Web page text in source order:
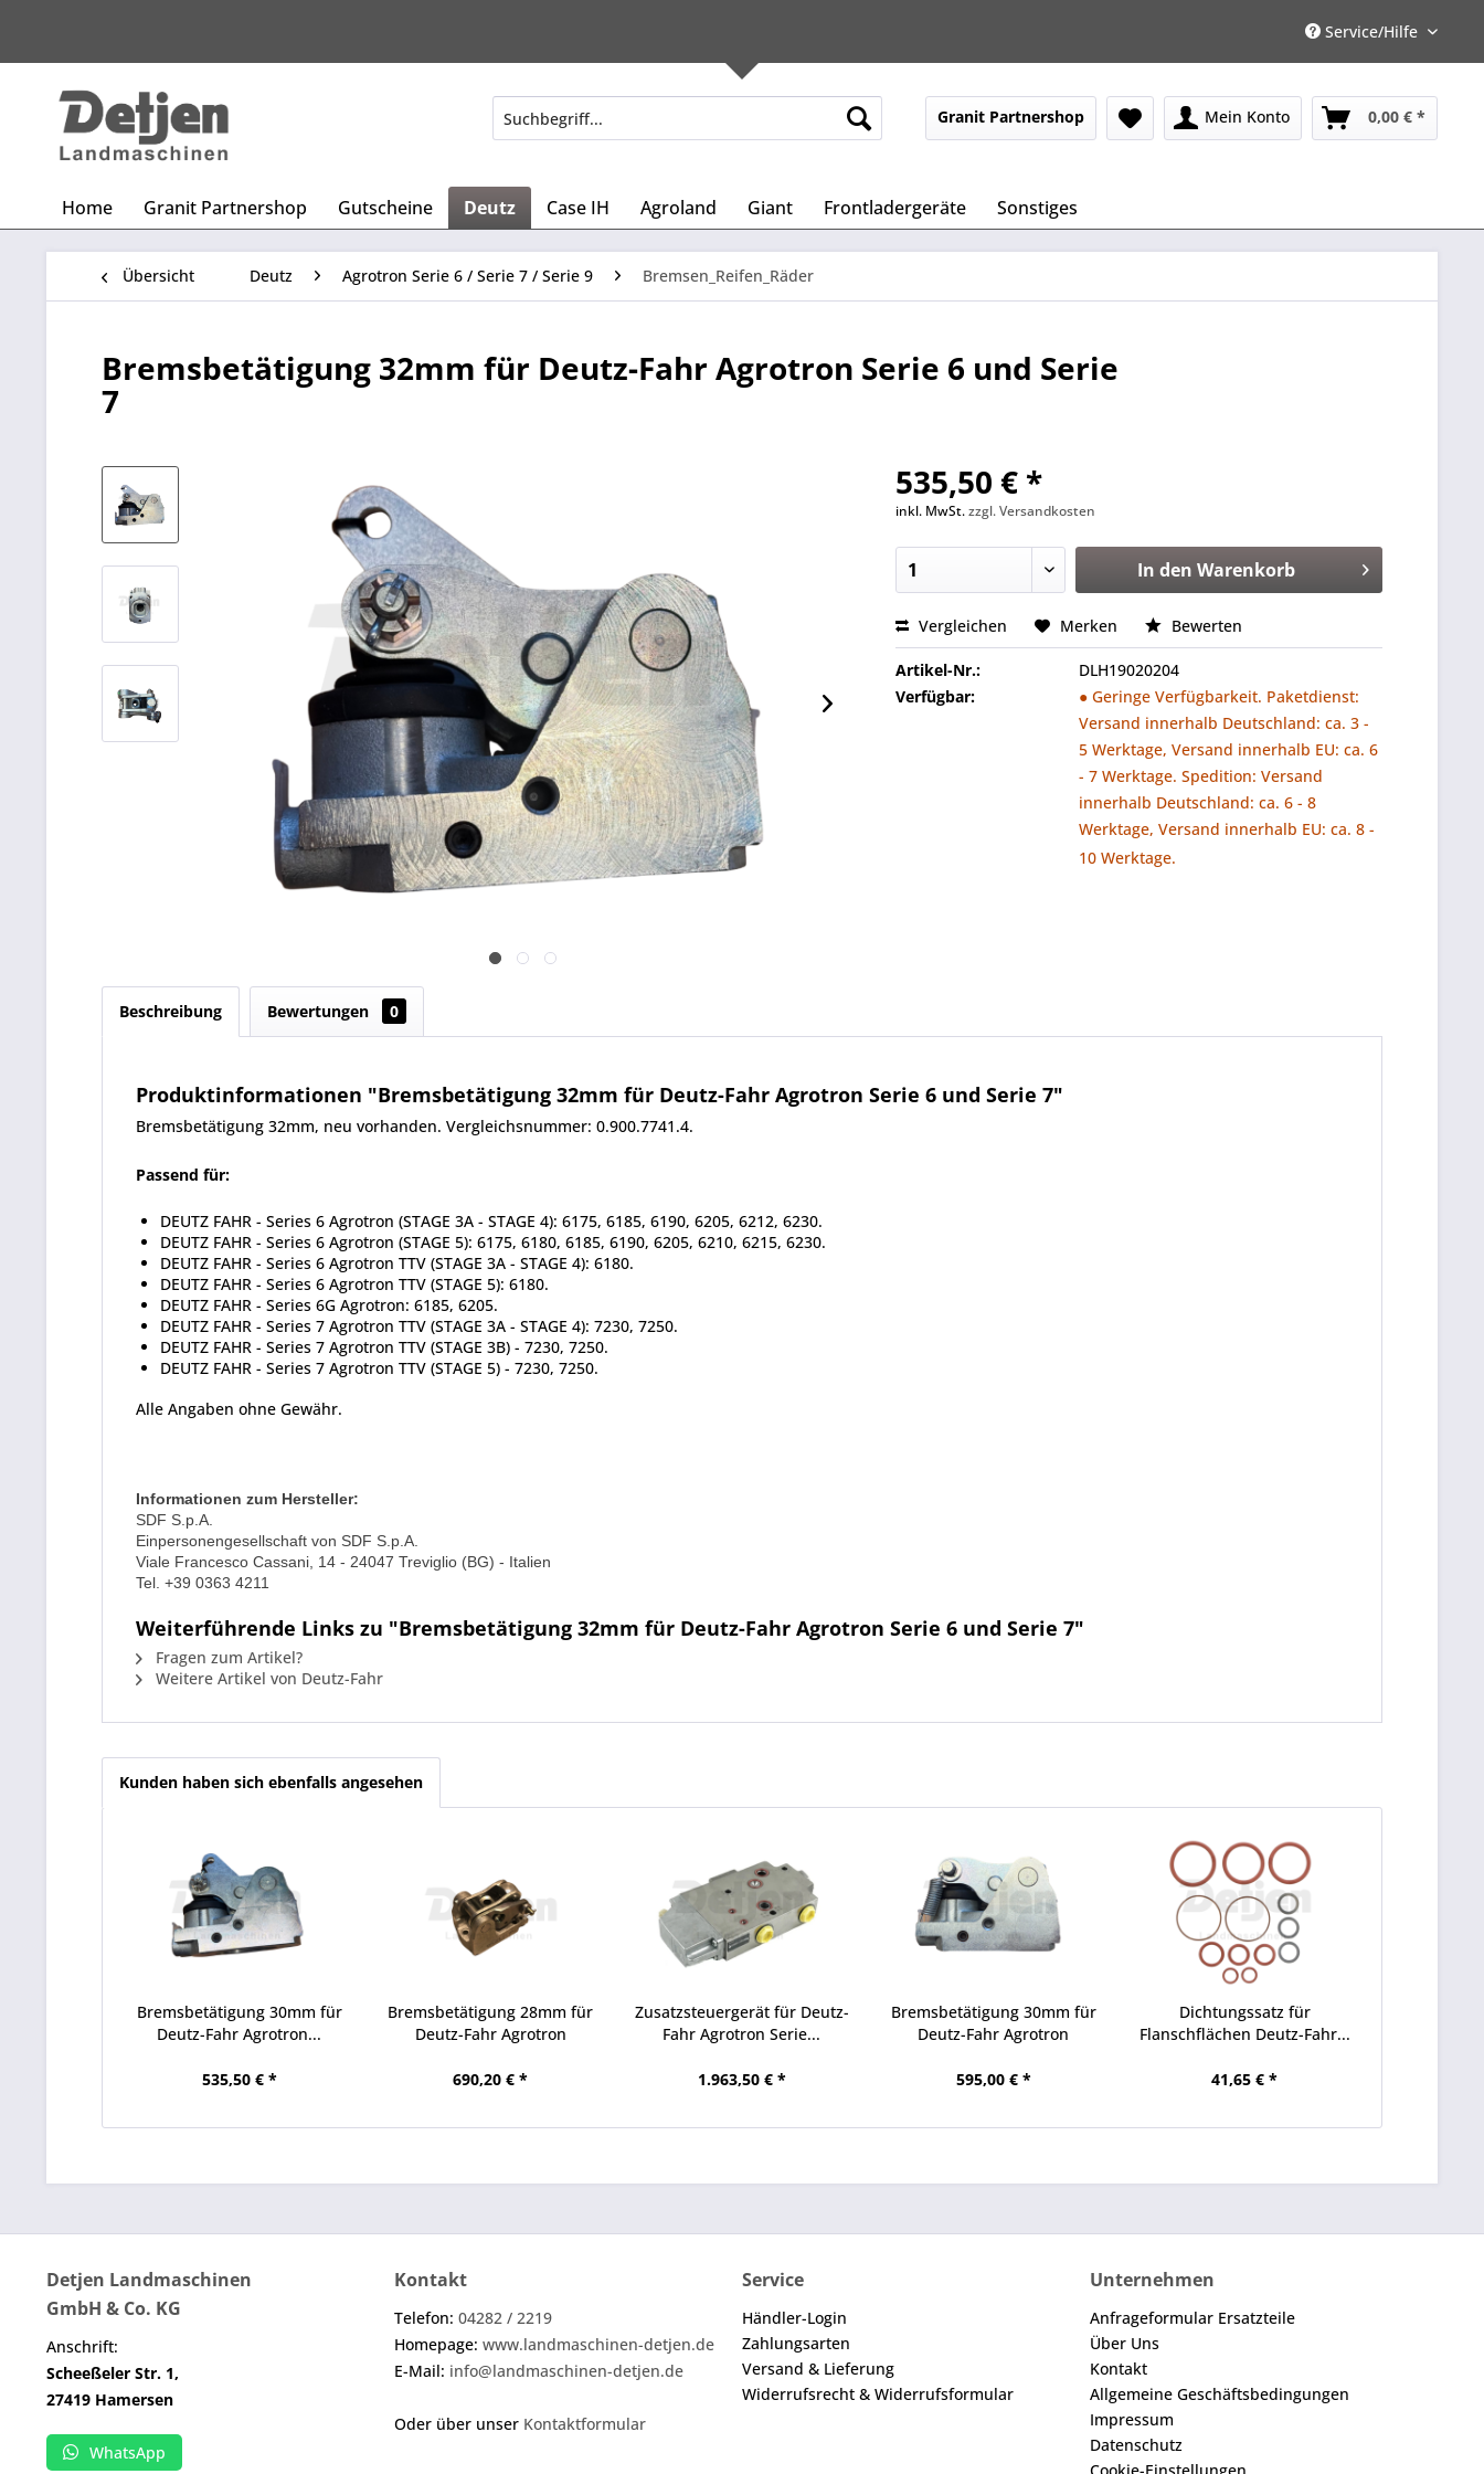
Service/Hilfe
Granit Partnershop Mein Konto 0,00 € *
Home Granit Partnershop Gutscheine Deutz Case IH Agroland Giant Frontladergeräte Sonstiges
Übersicht Deutz Agrotron Serie 6 / Serie 7 / Serie 9 Bremsen_Reifen_Räder
Bremsbetätigung 32mm für Deutz-Fahr Agrotron Serie 6 und Serie
7
535,50 € *
inkl. MwSt.zzgl. Versandkosten
In den Warenkorb
Vergleichen Merken Bewerten
Artikel-Nr.:
DLH19020204
Verfügbar:
● Geringe Verfügbarkeit. Paketdienst:
Versand innerhalb Deutschland: ca. 3 -
5 Werktage, Versand innerhalb EU: ca. 6
- 7 Werktage. Spedition: Versand
innerhalb Deutschland: ca. 6 - 8
Werktage, Versand innerhalb EU: ca. 8 -
10 Werktage.
Beschreibung Bewertungen 0
Produktinformationen "Bremsbetätigung 32mm für Deutz-Fahr Agrotron Serie 6 und Serie 7"
Bremsbetätigung 32mm, neu vorhanden. Vergleichsnummer: 0.900.7741.4.
Passend für:
DEUTZ FAHR - Series 6 Agrotron (STAGE 3A - STAGE 4): 6175, 6185, 6190, 6205, 6212, 6230.
DEUTZ FAHR - Series 6 Agrotron (STAGE 5): 6175, 6180, 6185, 6190, 6205, 6210, 6215, 6230.
DEUTZ FAHR - Series 6 Agrotron TTV (STAGE 3A - STAGE 4): 6180.
DEUTZ FAHR - Series 6 Agrotron TTV (STAGE 5): 6180.
DEUTZ FAHR - Series 6G Agrotron: 6185, 6205.
DEUTZ FAHR - Series 7 Agrotron TTV (STAGE 3A - STAGE 4): 7230, 7250.
DEUTZ FAHR - Series 7 Agrotron TTV (STAGE 3B) - 7230, 7250.
DEUTZ FAHR - Series 7 Agrotron TTV (STAGE 5) - 7230, 7250.
Alle Angaben ohne Gewähr.
Informationen zum Hersteller:
SDF S.p.A.
Einpersonengesellschaft von SDF S.p.A.
Viale Francesco Cassani, 14 - 24047 Treviglio (BG) - Italien
Tel. +39 0363 4211
Weiterführende Links zu "Bremsbetätigung 32mm für Deutz-Fahr Agrotron Serie 6 und Serie 7"
Fragen zum Artikel?
Weitere Artikel von Deutz-Fahr
Kunden haben sich ebenfalls angesehen
Bremsbetätigung 30mm für
Deutz-Fahr Agrotron...
535,50 € *
Bremsbetätigung 28mm für
Deutz-Fahr Agrotron
690,20 € *
Zusatzsteuergerät für Deutz-
Fahr Agrotron Serie...
1.963,50 € *
Bremsbetätigung 30mm für
Deutz-Fahr Agrotron
595,00 € *
Dichtungssatz für
Flanschflächen Deutz-Fahr...
41,65 € *
Detjen Landmaschinen
GmbH & Co. KG
Anschrift:
Scheeßeler Str. 1,
27419 Hamersen
WhatsApp
Kontakt
Telefon: 04282 / 2219
Homepage: www.landmaschinen-detjen.de
E-Mail: info@landmaschinen-detjen.de
Oder über unser Kontaktformular
Service
Händler-Login
Zahlungsarten
Versand & Lieferung
Widerrufsrecht & Widerrufsformular
Unternehmen
Anfrageformular Ersatzteile
Über Uns
Kontakt
Allgemeine Geschäftsbedingungen
Impressum
Datenschutz